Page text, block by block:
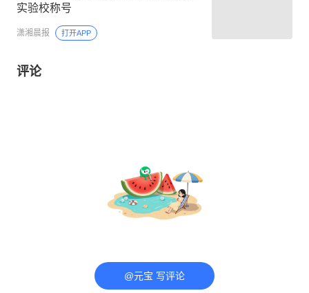
实验校称号
潇湘晨报 打开APP
评论
@元宝 写评论